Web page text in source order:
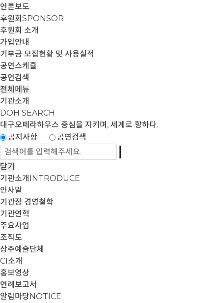
언론보도
후원회 SPONSOR
후원회 소개
가입안내
기부금 모집현황 및 사용실적
공연스케쥴
공연검색
전체메뉴
기관소개
DOH SEARCH
대구오페라하우스 중심을 지키며, 세계로 향하다.
공지사항
공연검색
닫기
기관소개 INTRODUCE
인사말
기관장 경영철학
기관연혁
주요사업
조직도
상주예술단체
CI소개
홍보영상
연례보고서
알림마당NOTICE